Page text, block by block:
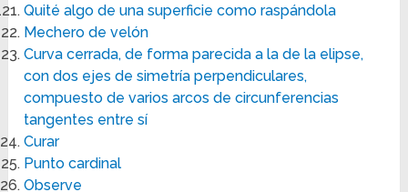
Quité algo de una superficie como raspándola
Mechero de velón
Curva cerrada, de forma parecida a la de la elipse,
con dos ejes de simetría perpendiculares,
compuesto de varios arcos de circunferencias
tangentes entre sí
Curar
Punto cardinal
Observe